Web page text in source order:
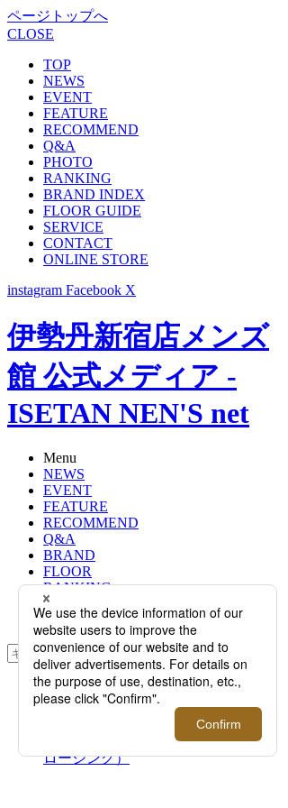
ページトップへ
CLOSE
TOP
NEWS
EVENT
FEATURE
RECOMMEND
Q&A
PHOTO
RANKING
BRAND INDEX
FLOOR GUIDE
SERVICE
CONTACT
ONLINE STORE
instagram Facebook X
伊勢丹新宿店メンズ
館 公式メディア -
ISETAN NEN'S net
Menu
NEWS
EVENT
FEATURE
RECOMMEND
Q&A
BRAND
FLOOR
RANKING
ONLINE STORE
SERVICE
検索
TOP
PHOTO
ISETAN MEN'S SNAP｜谷口 雅樹
（メンズ館5階 メンズテーラードク
ロージング）